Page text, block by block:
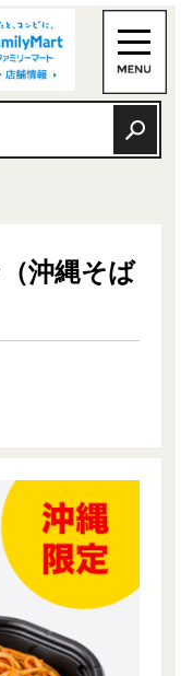
沖縄そば